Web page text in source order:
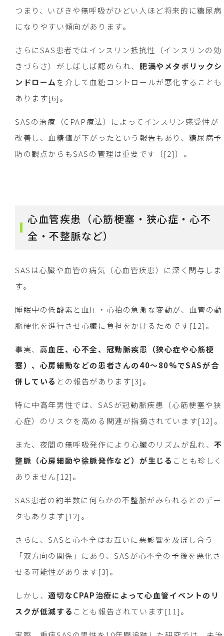
つまり、いびきや無呼吸がひどい人ほど将来的に糖尿病
になりやすい傾向があります。
さらにSAS患者ではインスリン抵抗性（インスリンの効
きづらさ）がしばしば認められ、 肥満やメタボリックシ
ンドローム を介して血糖コントロールが悪化することも
あります[6]。
SASの治療（CPAP療法）によってインスリン感受性が
改善し、血糖値が下がったという報告もあり、糖尿病予
防の観点からもSASの管理は重要です〔[2]〕。
心血管疾患（心筋梗塞・狭心症・心不
全・不整脈など）
SASは心臓や血管の病気（心血管疾患）に深く関与しま
す。
睡眠中の低酸素と血圧・心拍の急激な変動が、血管の動
脈硬化を進行させ心臓に負担をかけるためです[12]。
事実、 高血圧、心不全、冠動脈疾患（狭心症や心筋梗
塞）、心房細動などの患者さんの40〜80%でSASが合
併している との報告があります[3]。
特に中高年男性では、SASが冠動脈疾患（心筋梗塞や狭
心症）のリスクを高める関連が指摘されています[12]。
また、夜間の無呼吸発作により心臓のリズムが乱れ、不
整脈（心房細動や徐脈発作など）が生じる ことも珍しく
ありません[12]。
SAS患者の約半数に何らかの不整脈がみられるとのデー
タもあります[12]。
さらに、SASと心不全はお互いに悪影響を及ぼし合う
「双方向の関係」にあり、SASが心不全の予後を悪化さ
せる可能性があります[3]。
しかし、適切なCPAP治療によって心血管イベントのリ
スクが低減する ことも報告されています[11]。